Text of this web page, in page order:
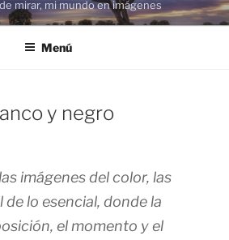
mirar, mi mundo en imágenes
Menú
y negro
imágenes del color, las
de lo esencial, donde la
el momento y el